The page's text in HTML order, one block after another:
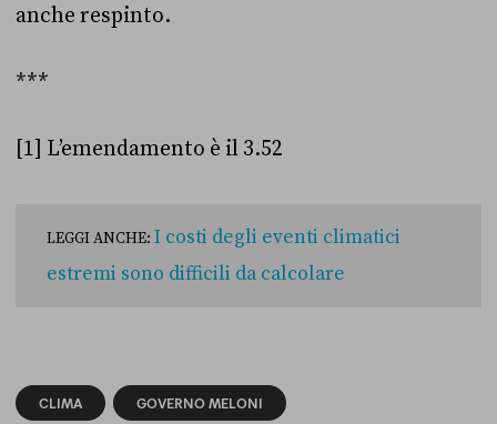
anche respinto.
***
[1] L’emendamento è il 3.52
LEGGI ANCHE: I costi degli eventi climatici
estremi sono difficili da calcolare
CLIMA GOVERNO MELONI